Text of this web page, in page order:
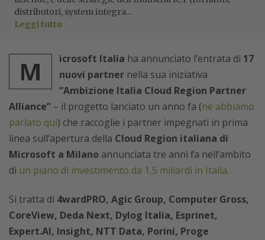
distributori, system integra...
Leggi tutto
M icrosoft Italia ha annunciato l’entrata di 17
nuovi partner nella sua iniziativa
“Ambizione Italia Cloud Region Partner
Alliance” – il progetto lanciato un anno fa (ne abbiamo
parlato qui) che raccoglie i partner impegnati in prima
linea sull’apertura della Cloud Region italiana di
Microsoft a Milano annunciata tre anni fa nell’ambito
di un piano di investimento da 1,5 miliardi in Italia.
Si tratta di 4wardPRO, Agic Group, Computer Gross,
CoreView, Deda Next, Dylog Italia, Esprinet,
Expert.AI, Insight, NTT Data, Porini, Proge